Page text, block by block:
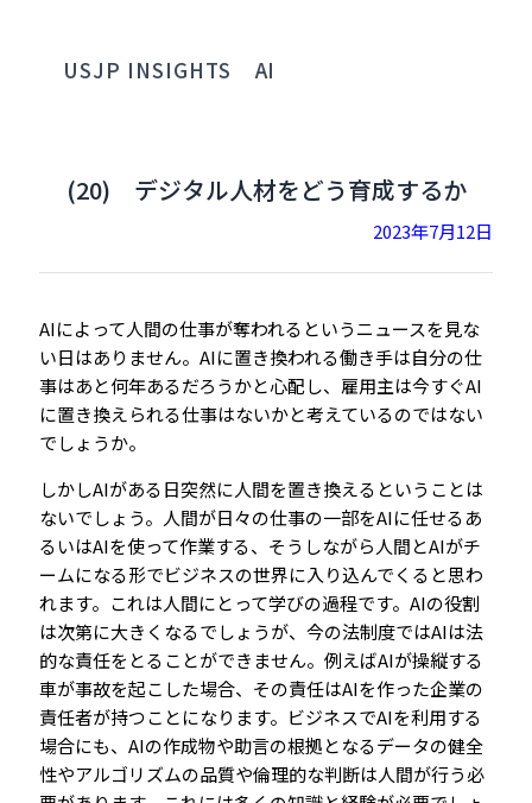
USJP INSIGHTS AI
(20) デジタル人材をどう育成するか
2023年7月12日
AIによって人間の仕事が奪われるというニュースを見な
い日はありません。AIに置き換われる働き手は自分の仕
事はあと何年あるだろうかと心配し、雇用主は今すぐAI
に置き換えられる仕事はないかと考えているのではない
でしょうか。
しかしAIがある日突然に人間を置き換えるということは
ないでしょう。人間が日々の仕事の一部をAIに任せるあ
るいはAIを使って作業する、そうしながら人間とAIがチ
ームになる形でビジネスの世界に入り込んでくると思わ
れます。これは人間にとって学びの過程です。AIの役割
は次第に大きくなるでしょうが、今の法制度ではAIは法
的な責任をとることができません。例えばAIが操縦する
車が事故を起こした場合、その責任はAIを作った企業の
責任者が持つことになります。ビジネスでAIを利用する
場合にも、AIの作成物や助言の根拠となるデータの健全
性やアルゴリズムの品質や倫理的な判断は人間が行う必